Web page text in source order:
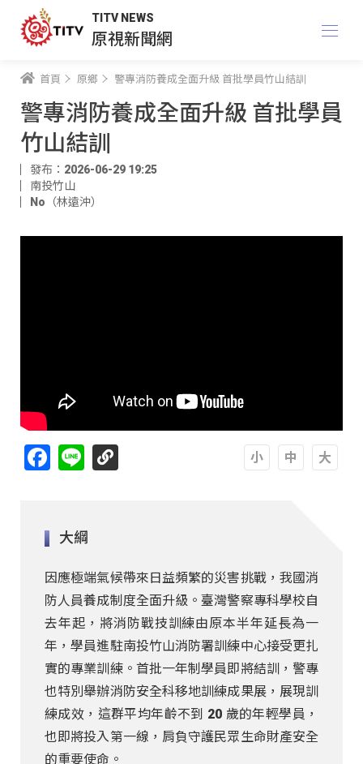
TITV NEWS
原視新聞網
首頁 原鄉 警專消防養成全面升級 首批學員竹山結訓
警專消防養成全面升級 首批學員
竹山結訓
發布：2026-06-29 19:25
南投竹山
No（林遠沖）
Facebook
Line
大綱
因應極端氣候帶來日益頻繁的災害挑戰，我國消
防人員養成制度全面升級。臺灣警察專科學校自
去年起，將消防戰技訓練由原本半年延長為一
年，學員進駐南投竹山消防署訓練中心接受更扎
實的專業訓練。首批一年制學員即將結訓，警專
也特別舉辦消防安全科移地訓練成果展，展現訓
練成效，這群平均年齡不到 20 歲的年輕學員，
也即將投入第一線，肩負守護民眾生命財產安全
的重要使命。